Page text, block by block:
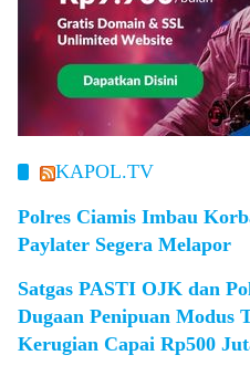
KAPOL.TV
Polres Ciamis Imbau
Paylater Segera Melapor
Satgas PASTI OJK dan
Dugaan Penipuan Modus
Kerugian Capai Rp500